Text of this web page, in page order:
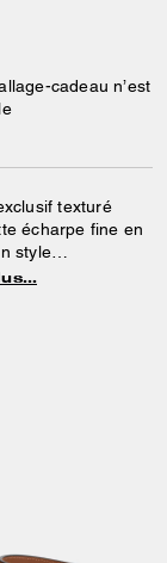
cadeau n’est
texturé
écharpe fine en
style
de la Maison.
touche de